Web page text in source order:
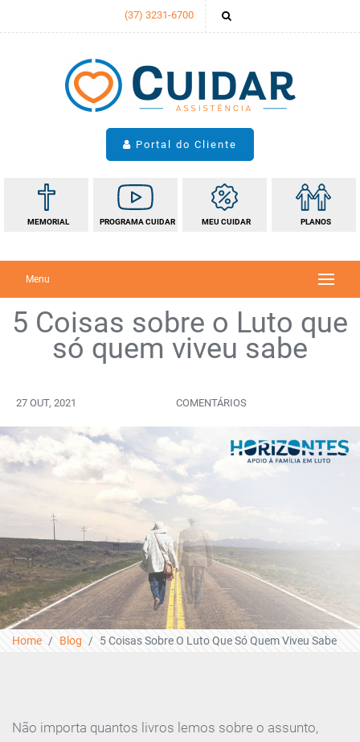
(37) 3231-6700
Portal do Cliente
MEMORIAL PROGRAMACUIDAR MEU CUIDAR PLANOS
Menu
Trabalhe Conosco
Fale Conosco
5 Coisas sobre o Luto que
só quem viveu sabe
27 OUT, 2021 COMENTÁRIOS
Home Blog 5 Coisas Sobre O Luto Que Só Quem Viveu Sabe
Não importa quantos livros lemos sobre o assunto,